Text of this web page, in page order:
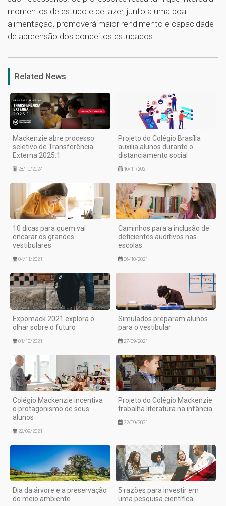
momentos de estudo e de lazer, junto a uma boa
alimentação, promoverá maior rendimento e capacidade
de apreensão dos conceitos estudados.
1
Related News
Mackenzie abre processo
seletivo de Transferência
Externa 2025.1
28/10/2024
Projeto do Colégio Brasília
auxilia alunos durante o
distanciamento social
16/11/2021
10 dicas para quem vai
encarar os grandes
vestibulares
04/11/2021
Caminhos para a inclusão de
deficientes auditivos nas
escolas
06/10/2021
Expomack 2021 explora o
olhar sobre o futuro
01/10/2021
Simulados preparam alunos
para o vestibular
27/09/2021
Colégio Mackenzie incentiva
o protagonismo de seus
alunos
22/09/2021
Projeto do Colégio Mackenzie
trabalha literatura na infância
22/09/2021
Dia da árvore e a preservação
do meio ambiente
5 razões para investir em
uma pesquisa científica